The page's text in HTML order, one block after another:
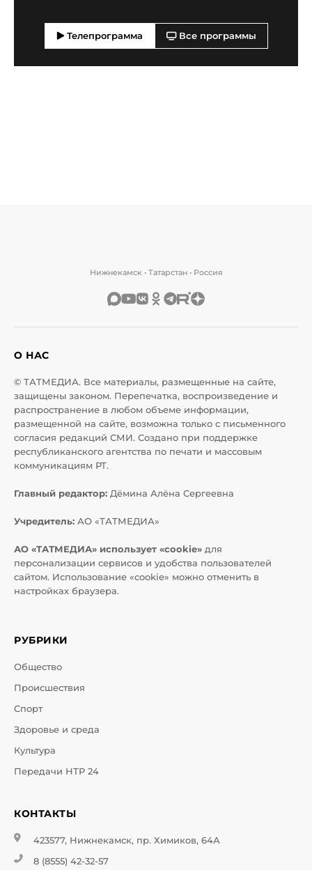
Телепрограмма Все программы
Нижнекамск • Татарстан • Россия
О НАС
© ТАТМЕДИА. Все материалы, размещенные на сайте,
защищены законом. Перепечатка, воспроизведение и
распространение в любом объеме информации,
размещенной на сайте, возможна только с письменного
согласия редакций СМИ. Создано при поддержке
республиканского агентства по печати и массовым
коммуникациям РТ.
Главный редактор: Дёмина Алёна Сергеевна
Учредитель: АО «ТАТМЕДИА»
АО «ТАТМЕДИА» использует «cookie» для
персонализации сервисов и удобства пользователей
сайтом. Использование «cookie» можно отменить в
настройках браузера.
РУБРИКИ
Общество
Происшествия
Спорт
Здоровье и среда
Культура
Передачи НТР 24
КОНТАКТЫ
423577, Нижнекамск, пр. Химиков, 64А
8 (8555) 42-32-57